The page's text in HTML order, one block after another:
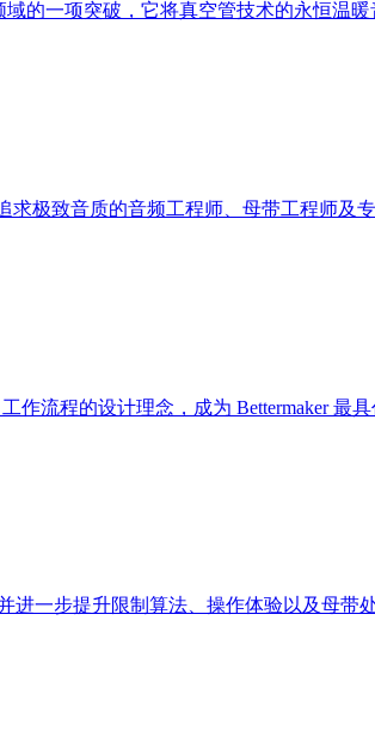
域的一项突破，它将真空管技术的永恒
求极致音质的音频工程师、母带工程师
作流程的设计理念，成为 Bettermaker 最
进一步提升限制算法、操作体验以及母